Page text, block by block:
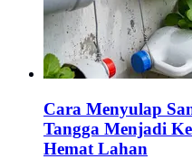
Cara Menyulap
Tangga Menjadi
Hemat Lahan